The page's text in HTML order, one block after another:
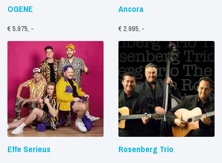
OGENE
€ 5.975, -
Ancora
€ 2.995, -
Effe Serieus Rosenberg Trio